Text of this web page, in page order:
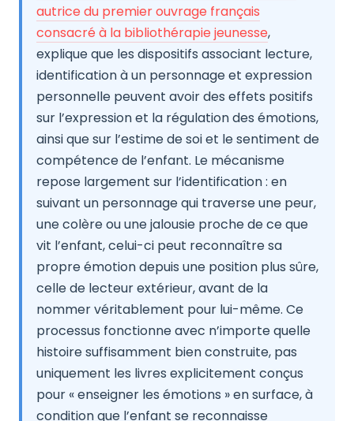
autrice du premier ouvrage français
consacré à la bibliothérapie jeunesse,
explique que les dispositifs associant lecture,
identification à un personnage et expression
personnelle peuvent avoir des effets positifs
sur l’expression et la régulation des émotions,
ainsi que sur l’estime de soi et le sentiment de
compétence de l’enfant. Le mécanisme
repose largement sur l’identification : en
suivant un personnage qui traverse une peur,
une colère ou une jalousie proche de ce que
vit l’enfant, celui-ci peut reconnaître sa
propre émotion depuis une position plus sûre,
celle de lecteur extérieur, avant de la
nommer véritablement pour lui-même. Ce
processus fonctionne avec n’importe quelle
histoire suffisamment bien construite, pas
uniquement les livres explicitement conçus
pour « enseigner les émotions » en surface, à
condition que l’enfant se reconnaisse